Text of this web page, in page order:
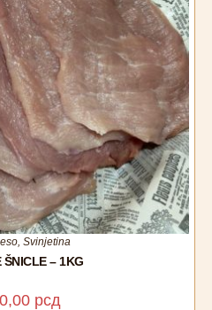
, Svinjetina
ŠNICLE – 1KG
рсд